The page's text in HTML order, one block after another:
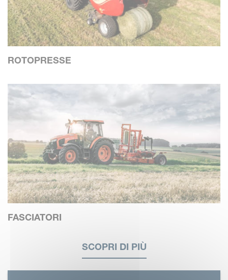
ROTOPRESSE
FASCIATORI
SCOPRI DI PIÙ